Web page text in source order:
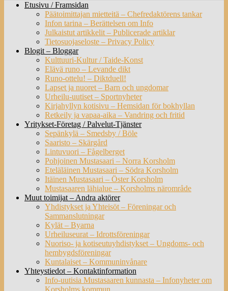
Etusivu / Framsidan
Päätoimittajan mietteitä – Chefredaktörens tankar
Infon tarina – Berättelsen om Info
Julkaistut artikkelit – Publicerade artiklar
Tietosuojaseloste – Privacy Policy
Blogit – Bloggar
Kulttuuri-Kultur / Taide-Konst
Elävä runo – Levande dikt
Runo-ottelu! – Diktduell!
Lapset ja nuoret – Barn och ungdomar
Urheilu-uutiset – Sportnyheter
Kirjahyllyn kotisivu – Hemsidan för bokhyllan
Retkeily ja vapaa-aika – Vandring och fritid
Yritykset-Företag / Palvelut-Tjänster
Sepänkylä – Smedsby / Böle
Saaristo – Skärgård
Lintuvuori – Fågelberget
Pohjoinen Mustasaari – Norra Korsholm
Eteläläinen Mustasaari – Södra Korsholm
Itäinen Mustasaari – Öster Korsholm
Mustasaaren lähialue – Korsholms närområde
Muut toimijat – Andra aktörer
Yhdistykset ja Yhteisöt – Föreningar och
Sammanslutningar
Kylät – Byarna
Urheiluseurat – Idrottsföreningar
Nuoriso- ja kotiseutuyhdistykset – Ungdoms- och
hembygdsföreningar
Kuntalaiset – Kommuninvånare
Yhteystiedot – Kontaktinformation
Info-uutisia Mustasaaren kunnasta – Infonyheter om